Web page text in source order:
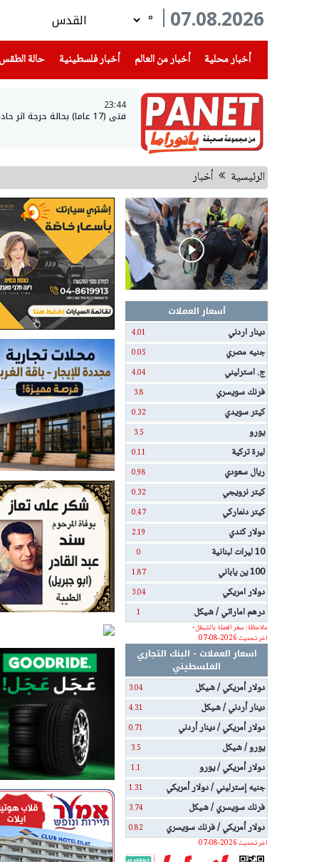
07.08.2026
°
أخبار محلية
(current) أخبار من العالم أخبار فلسطينية(current) حالة الطقس
23:44
فتى (17 عاما) بحالة حرجة اثر حادث طرق في عرعرة النقب
الرئيسية أخبار
أسعار العملات
دينار اردني
4.01
جنيه مصري 0.05
ج. استرليني 4.04
فرنك سويسري 3.8
كيتر سويدي 0.32
يورو 3.5
ليرة تركية 0.11
ريال سعودي 0.98
كيتر نرويجي 0.32
كيتر دنماركي 0.47
دولار كندي 2.19
10 ليرات لبنانية 0
100 ين ياباني 1.87
دولار امريكي 3.04
درهم اماراتي / شيكل
1
ملاحظة: سعر العملة بالشيقل -
اخر تحديث 2026-08-07
اسعار العملات - البنك التجاري
الفلسطيني
دولار أمريكي / شيكل
3.04
دينار أردني / شيكل 4.31
دولار أمريكي / دينار أردني 0.71
يورو / شيكل 3.5
دولار أمريكي / يورو 1.1
جنيه إسترليني / دولار أمريكي 1.31
فرنك سويسري / شيكل 3.74
دولار أمريكي / فرنك سويسري
0.82
اخر تحديث 2026-08-07